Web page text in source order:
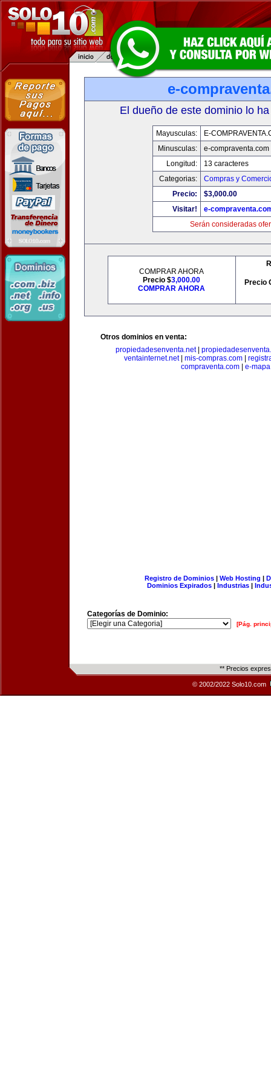
e-
El dueño de este dominio lo
Mayusculas:
E-
Minusculas:
e-compraventa.com
Longitud:
13 caracteres
Categorias:
Compras y
Precio:
$3,000.00
Visitar!
e-
Serán consideradas
COMPRAR AHORA
Precio $3,000.00
COMPRAR AHORA
Precio
Otros dominios en venta:
propiedadesenventa.net
ventainternet.net| mis-compras.com|
compraventa.com
e-
Registro de Dominios| Web Hosting |
Dominios Expirados | Industrias |
Categorías de Dominio:
[Pág.
** Precios
© 2002/2022 Solo10.com